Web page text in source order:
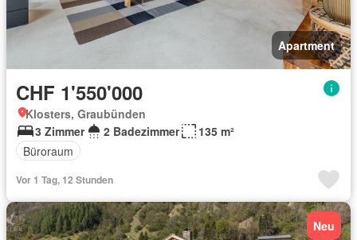
Apartment
CHF 1'550'000
Klosters, Graubünden
3 Zimmer
2 Badezimmer
135 m²
Büroraum
Vor 1 Tag, 12 Stunden
Neu